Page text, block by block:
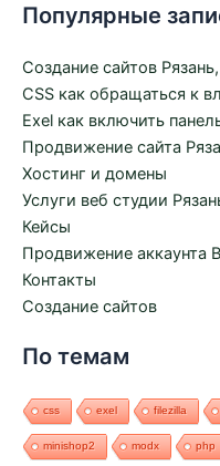
Популярные
Создание сайтов
CSS как обращаться к
Exel как включить
Продвижение сайта
Хостинг и домены
Услуги веб студии
Кейсы
Продвижение аккаунта
Контакты
Создание сайтов
По темам
css exel filezilla
minishop2 modx php